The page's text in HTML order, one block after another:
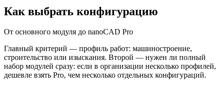
Как выбрать конфигурацию
От основного модуля до nanoCAD Pro
Главный критерий — профиль работ: машиностроение,
строительство или изыскания. Второй — нужен ли полный
набор модулей сразу: если в организации несколько профилей,
дешевле взять Pro, чем несколько отдельных конфигураций.